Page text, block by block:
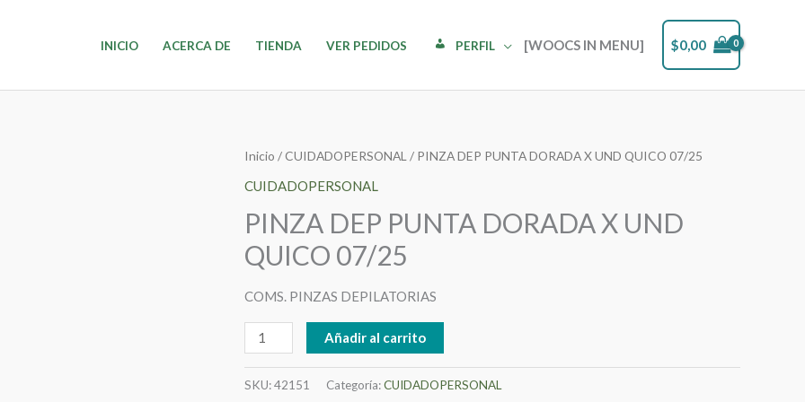
INICIO ACERCA DE TIENDA VER PEDIDOS PERFIL [WOOCS IN MENU] $0,00
Inicio /CUIDADOPERSONAL / PINZA DEP PUNTA DORADA X UND QUICO 07/25
CUIDADOPERSONAL
PINZA DEP PUNTA DORADA X UND
QUICO 07/25
COMS. PINZAS DEPILATORIAS
PINZA
DEP
DORADA
X
QUICO
07/25
cantidad
Añadir al carrito
SKU:42151 Categoría:CUIDADOPERSONAL